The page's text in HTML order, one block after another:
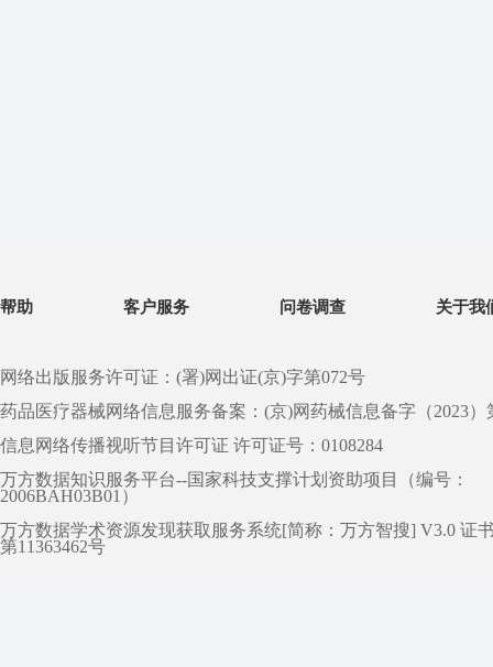
帮助 客户服务 问卷调查 关于我
网络出版服务许可证：(署)网出证(京)字第072号
药品医疗器械网络信息服务备案：(京)网药械信息备字（2023）
信息网络传播视听节目许可证 许可证号：0108284
万方数据知识服务平台--国家科技支撑计划资助项目（编号：
2006BAH03B01）
万方数据学术资源发现获取服务系统[简称：万方智搜] V3.0 证
第11363462号